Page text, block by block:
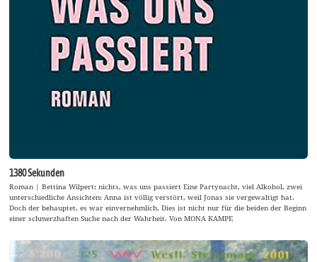
1380 Sekunden
Roman | Bettina Wilpert: nichts, was uns passiert Eine Partynacht, viel Alkohol, zwei
unterschiedliche Ansichten: Anna ist völlig verstört, weil Jonas sie vergewaltigt hat.
Doch der behauptet, es war einvernehmlich. Dies ist nicht nur für die beiden der Beginn
einer schmerzhaften Suche nach der Wahrheit. Von MONA KAMPE